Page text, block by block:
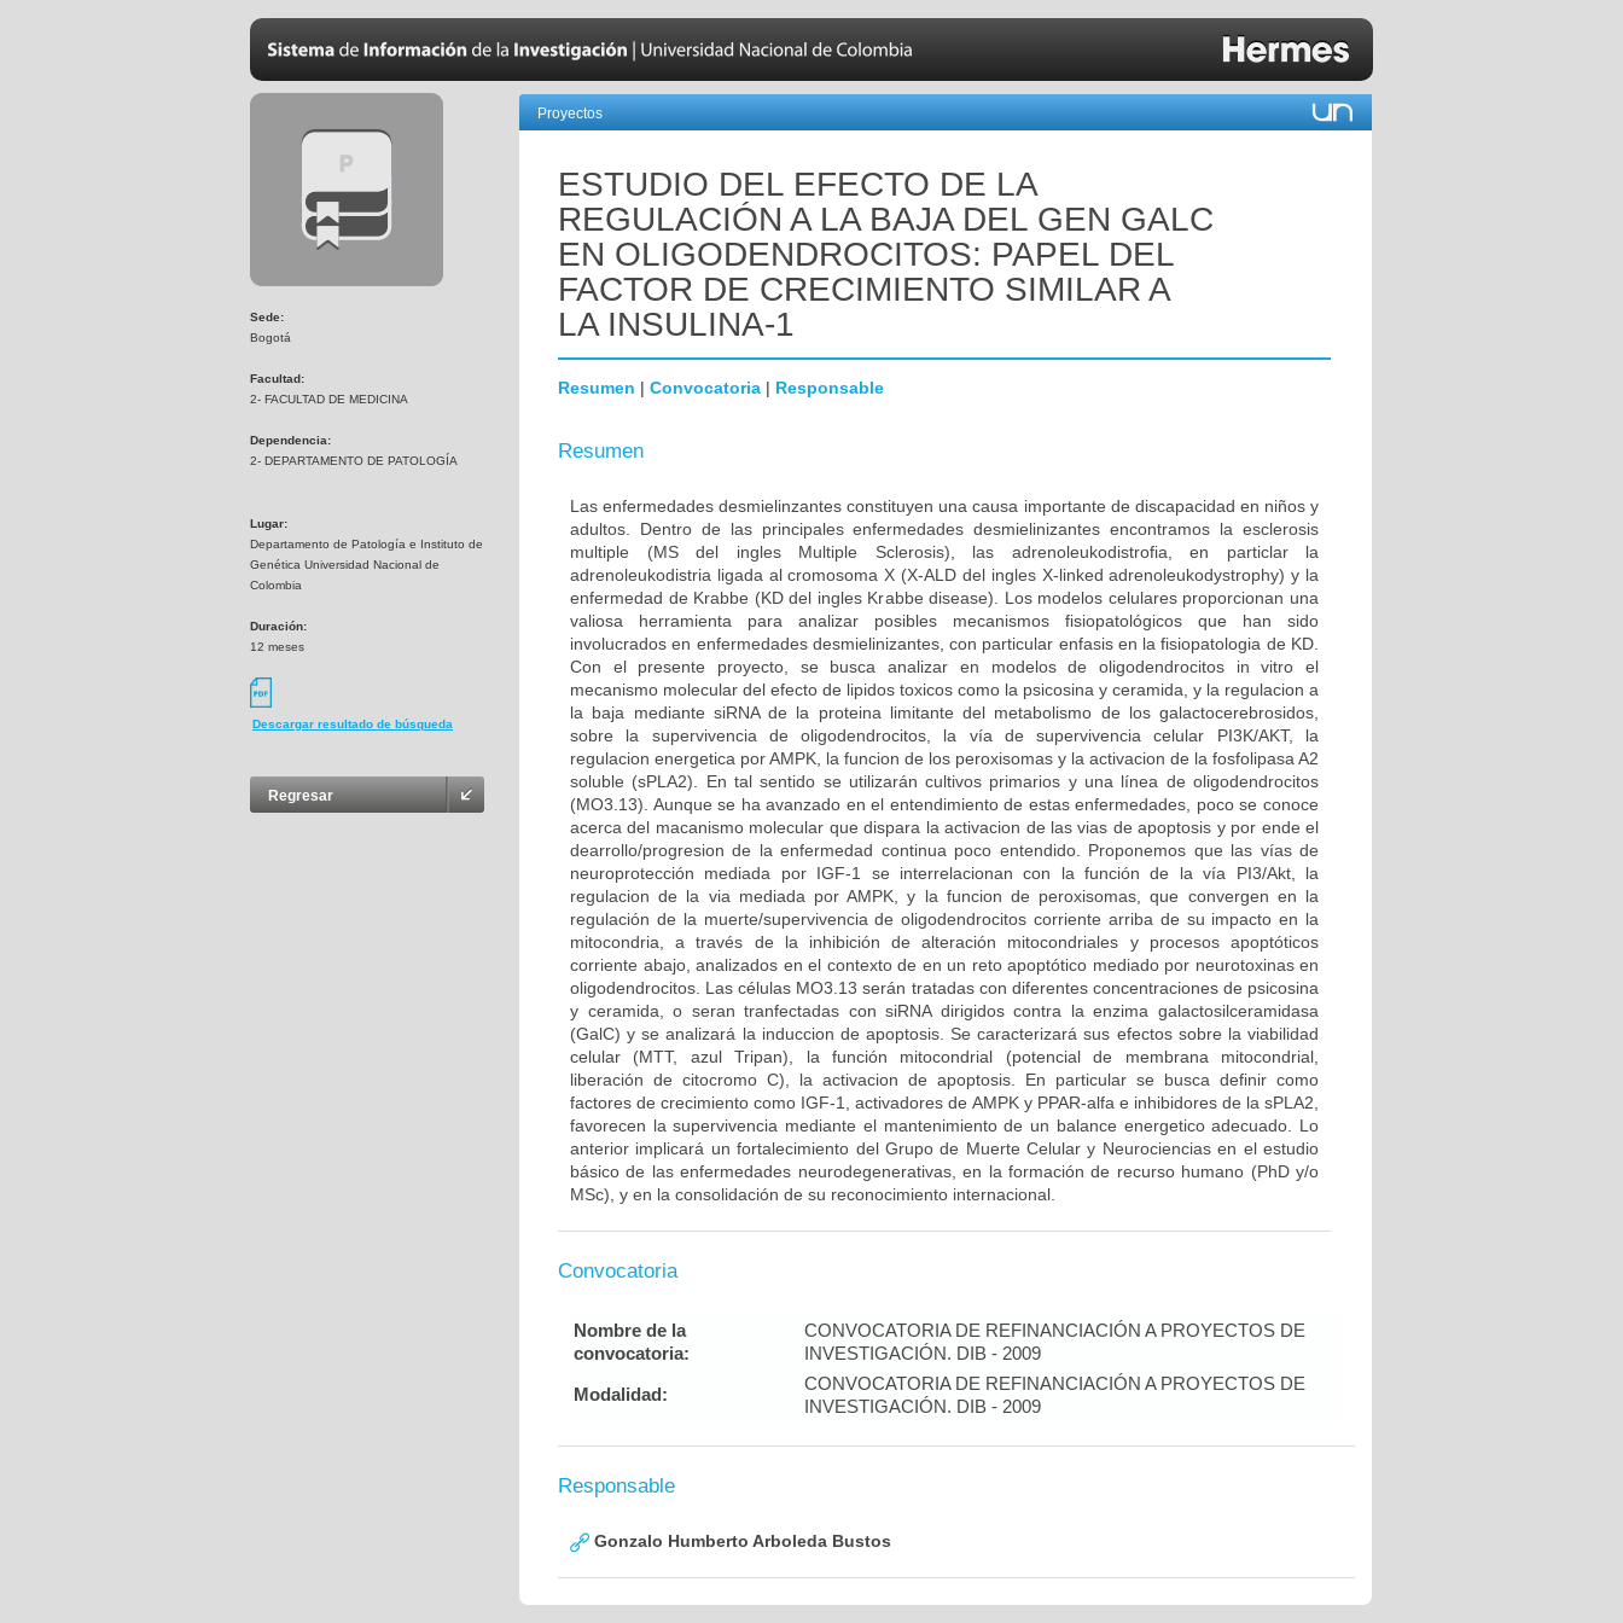
Sede:
Bogotá
Facultad:
2- FACULTAD DE MEDICINA
Dependencia:
2- DEPARTAMENTO DE PATOLOGÍA
Lugar:
Departamento de Patología e Instituto de
Genética Universidad Nacional de
Colombia
Duración:
12 meses
Descargar resultado de búsqueda
Regresar
Proyectos
ESTUDIO DEL EFECTO DE LA
REGULACIÓN A LA BAJA DEL GEN GALC
EN OLIGODENDROCITOS: PAPEL DEL
FACTOR DE CRECIMIENTO SIMILAR A
LA INSULINA-1
Resumen | Convocatoria | Responsable
Resumen
Las enfermedades desmielinzantes constituyen una causa importante de discapacidad en niños y
adultos. Dentro de las principales enfermedades desmielinizantes encontramos la esclerosis
multiple (MS del ingles Multiple Sclerosis), las adrenoleukodistrofia, en particlar la
adrenoleukodistria ligada al cromosoma X (X-ALD del ingles X-linked adrenoleukodystrophy) y la
enfermedad de Krabbe (KD del ingles Krabbe disease). Los modelos celulares proporcionan una
valiosa herramienta para analizar posibles mecanismos fisiopatológicos que han sido
involucrados en enfermedades desmielinizantes, con particular enfasis en la fisiopatologia de KD.
Con el presente proyecto, se busca analizar en modelos de oligodendrocitos in vitro el
mecanismo molecular del efecto de lipidos toxicos como la psicosina y ceramida, y la regulacion a
la baja mediante siRNA de la proteina limitante del metabolismo de los galactocerebrosidos,
sobre la supervivencia de oligodendrocitos, la vía de supervivencia celular PI3K/AKT, la
regulacion energetica por AMPK, la funcion de los peroxisomas y la activacion de la fosfolipasa A2
soluble (sPLA2). En tal sentido se utilizarán cultivos primarios y una línea de oligodendrocitos
(MO3.13). Aunque se ha avanzado en el entendimiento de estas enfermedades, poco se conoce
acerca del macanismo molecular que dispara la activacion de las vias de apoptosis y por ende el
dearrollo/progresion de la enfermedad continua poco entendido. Proponemos que las vías de
neuroprotección mediada por IGF-1 se interrelacionan con la función de la vía PI3/Akt, la
regulacion de la via mediada por AMPK, y la funcion de peroxisomas, que convergen en la
regulación de la muerte/supervivencia de oligodendrocitos corriente arriba de su impacto en la
mitocondria, a través de la inhibición de alteración mitocondriales y procesos apoptóticos
corriente abajo, analizados en el contexto de en un reto apoptótico mediado por neurotoxinas en
oligodendrocitos. Las células MO3.13 serán tratadas con diferentes concentraciones de psicosina
y ceramida, o seran tranfectadas con siRNA dirigidos contra la enzima galactosilceramidasa
(GalC) y se analizará la induccion de apoptosis. Se caracterizará sus efectos sobre la viabilidad
celular (MTT, azul Tripan), la función mitocondrial (potencial de membrana mitocondrial,
liberación de citocromo C), la activacion de apoptosis. En particular se busca definir como
factores de crecimiento como IGF-1, activadores de AMPK y PPAR-alfa e inhibidores de la sPLA2,
favorecen la supervivencia mediante el mantenimiento de un balance energetico adecuado. Lo
anterior implicará un fortalecimiento del Grupo de Muerte Celular y Neurociencias en el estudio
básico de las enfermedades neurodegenerativas, en la formación de recurso humano (PhD y/o
MSc), y en la consolidación de su reconocimiento internacional.
Convocatoria
Nombre de la
convocatoria:
CONVOCATORIA DE REFINANCIACIÓN A PROYECTOS DE
INVESTIGACIÓN. DIB - 2009
Modalidad:
CONVOCATORIA DE REFINANCIACIÓN A PROYECTOS DE
INVESTIGACIÓN. DIB - 2009
Responsable
Gonzalo Humberto Arboleda Bustos